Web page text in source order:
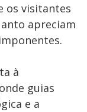
os visitantes
apreciam
à
guias
e a